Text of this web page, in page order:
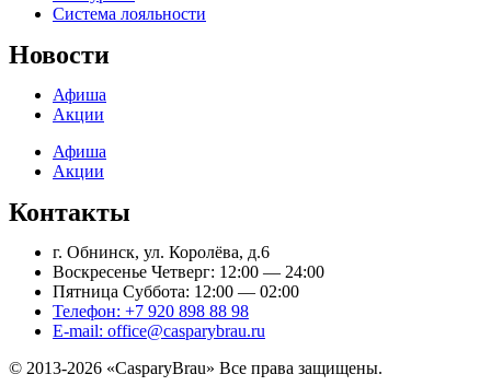
Система лояльности
Новости
Афиша
Акции
Афиша
Акции
Контакты
г. Обнинск, ул. Королёва, д.6
Воскресенье Четверг: 12:00 — 24:00
Пятница Суббота: 12:00 — 02:00
Телефон: +7 920 898 88 98
E-mail: office@casparybrau.ru
© 2013-2026 «СasparyBrau» Все права защищены.